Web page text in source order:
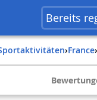
Bereits
Sportaktivitäten› france›